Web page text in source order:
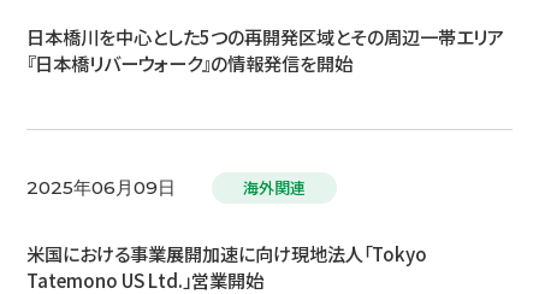
日本橋川を中心とした5つの再開発区域とその周辺一帯エリア
『日本橋リバーウォーク』の情報発信を開始
2025年06月09日 海外関連
米国における事業展開加速に向け現地法人「Tokyo
Tatemono US Ltd.」営業開始